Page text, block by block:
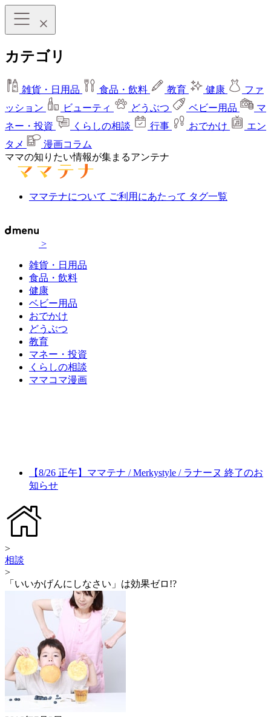
カテゴリ
雑貨・日用品 食品・飲料 教育 健康
ファ
ッション
ビューティ どうぶつ ベビー用品
マ
ネー・投資
くらしの相談 行事 おでかけ
エン
タメ
漫画コラム
ママの知りたい情報が集まるアンテナ
ママテナについて ご利用にあたって タグ一覧
>
雑貨・日用品
食品・飲料
健康
ベビー用品
おでかけ
どうぶつ
教育
マネー・投資
くらしの相談
ママコマ漫画
【8/26 正午】ママテナ / Merkystyle / ラナーヌ 終了のお
知らせ
>
相談
>
「いいかげんにしなさい」は効果ゼロ!?